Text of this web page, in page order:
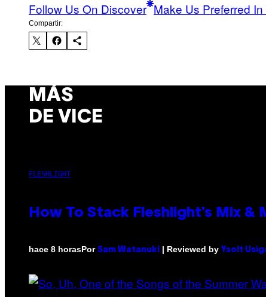
Follow Us On Discover Make Us Preferred
Compartir:
MÁS
DE VICE
FLESHLIGHT
How To Stack Fleshlight’s Mix &
hace 8 horasPor Sam Watanuki | Reviewed by Ysolt